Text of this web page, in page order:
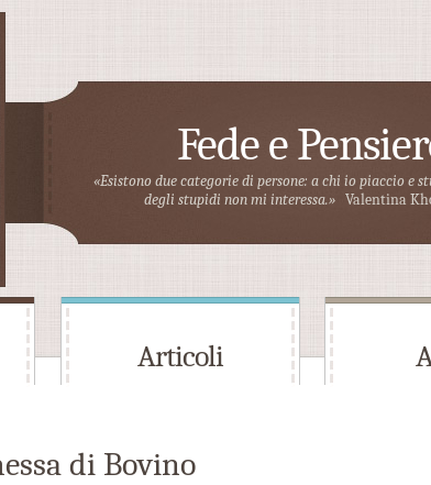
Fede e
«Esistono due categorie di persone: a chi io piaccio e
degli stupidi non mi interessa.» Valentina
Articoli
di Bovino